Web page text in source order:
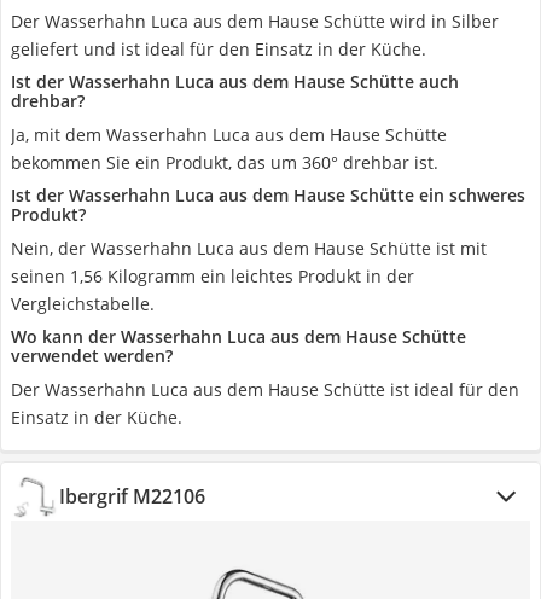
Der Wasserhahn Luca aus dem Hause Schütte wird in Silber
geliefert und ist ideal für den Einsatz in der Küche.
Ist der Wasserhahn Luca aus dem Hause Schütte auch
drehbar?
Ja, mit dem Wasserhahn Luca aus dem Hause Schütte
bekommen Sie ein Produkt, das um 360° drehbar ist.
Ist der Wasserhahn Luca aus dem Hause Schütte ein schweres
Produkt?
Nein, der Wasserhahn Luca aus dem Hause Schütte ist mit
seinen 1,56 Kilogramm ein leichtes Produkt in der
Vergleichstabelle.
Wo kann der Wasserhahn Luca aus dem Hause Schütte
verwendet werden?
Der Wasserhahn Luca aus dem Hause Schütte ist ideal für den
Einsatz in der Küche.
Ibergrif M22106